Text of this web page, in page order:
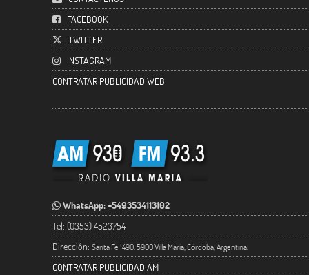
FACEBOOK
TWITTER
INSTAGRAM
CONTRATAR PUBLICIDAD WEB
WhatsApp: +5493534113102
Tel: (0353) 4523754
Dirección: Santa Fe 1490. 5900 Villa María, Córdoba, Argentina.
CONTRATAR PUBLICIDAD AM